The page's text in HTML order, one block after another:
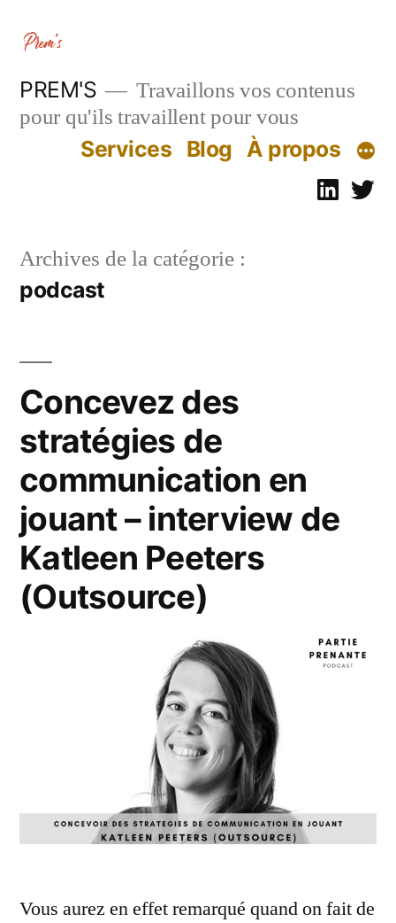
contenu
PREM'S
Travaillons vos contenus
pour qu'ils travaillent pour vous
Services Blog À propos
Archives de la catégorie :
podcast
Concevez des
stratégies de
communication en
jouant – interview de
Katleen Peeters
(Outsource)
Vous aurez en effet remarqué quand on fait de